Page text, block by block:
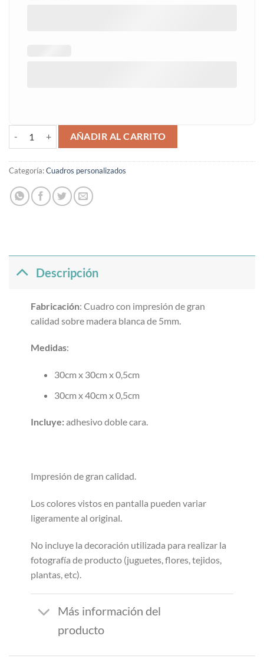
Barco pirata cantidadAÑADIR AL CARRITO
Categoría:Cuadros personalizados
Descripción
Fabricación: Cuadro con impresión de gran
calidad sobre madera blanca de 5mm.
Medidas:
30cm x 30cm x 0,5cm
30cm x 40cm x 0,5cm
Incluye:adhesivo doble cara.
Impresión de gran calidad.
Los colores vistos en pantalla pueden variar
ligeramente al original.
No incluye la decoración utilizada para realizar la
fotografía de producto (juguetes, flores, tejidos,
plantas, etc).
Más información del
producto